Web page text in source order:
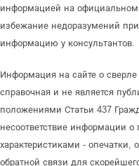
информацией на
избежание недоразумений при
информацию у консультантов.
Информация на сайте о сверле
справочная и не является
положениями Статьи 437
несоответствие информации о
характеристиками -
обратной связи для